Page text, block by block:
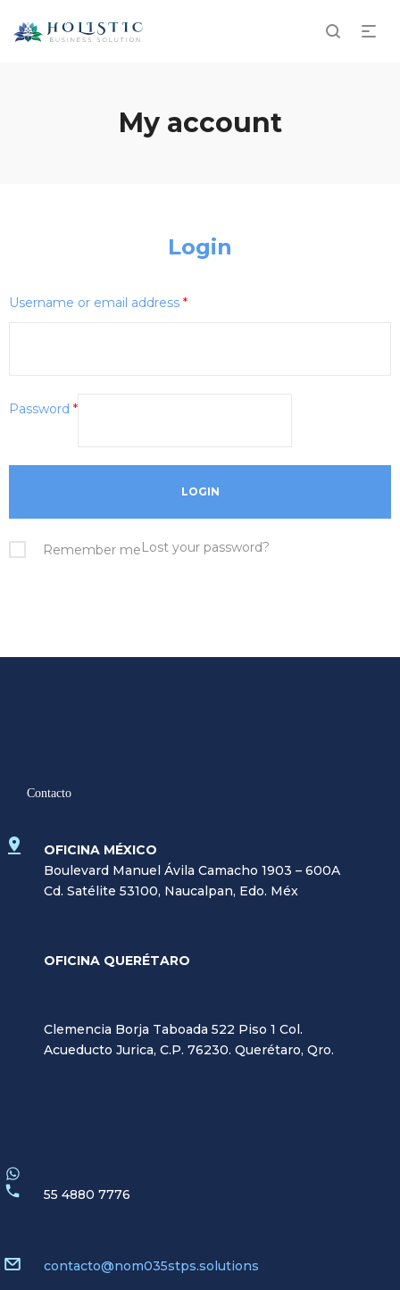
My account
Login
Username or email address *
Password *
Remember meLost your password?
Contacto
OFICINA MÉXICO
Boulevard Manuel Ávila Camacho 1903 – 600A
Cd. Satélite 53100, Naucalpan, Edo. Méx
OFICINA QUERÉTARO
Clemencia Borja Taboada 522 Piso 1 Col.
Acueducto Jurica, C.P. 76230. Querétaro, Qro.
55 4880 7776
contacto@nom035stps.solutions